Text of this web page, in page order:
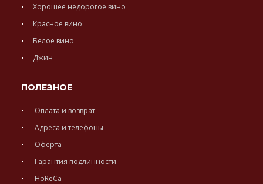
Хорошее недорогое вино
Красное вино
Белое вино
Джин
ПОЛЕЗНОЕ
Оплата и возврат
Адреса и телефоны
Оферта
Гарантия подлинности
HoReCa